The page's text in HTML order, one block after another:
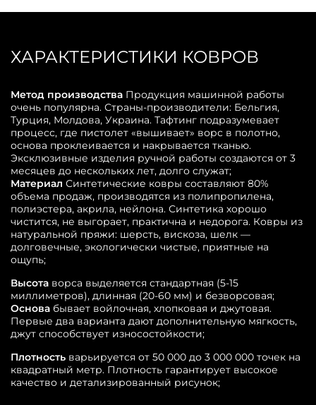
ХАРАКТЕРИСТИКИ КОВРОВ
Метод производства Продукция машинной работы
очень популярна. Страны-производители: Бельгия,
Турция, Молдова, Украина. Тафтинг подразумевает
процесс, где пистолет «вышивает» ворс в полотно,
основа проклеивается и накрывается тканью.
Эксклюзивные изделия ручной работы создаются от 3
месяцев до нескольких лет, долго служат;
Материал Синтетические ковры составляют 80%
объема продаж, производятся из полипропилена,
полиэстера, акрила, нейлона. Синтетика хорошо
чистится, не выгорает, практична и недорога. Ковры из
натуральной пряжи: шерсть, вискоза, шелк —
долговечные, экологически чистые, приятные на
ощупь;
Высота ворса выделяется стандартная (5-15
миллиметров), длинная (20-60 мм) и безворсовая;
Основа бывает войлочная, хлопковая и джутовая.
Первые два варианта дают дополнительную мягкость,
джут способствует износостойкости;
Плотность варьируется от 50 000 до 3 000 000 точек на
квадратный метр. Плотность гарантирует высокое
качество и детализированный рисунок;